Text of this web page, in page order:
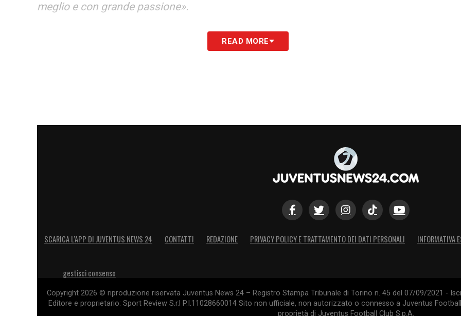
meglio e con grande passione».
LA PLAYLIST DELLE NOSTRE TOP NEWSREAD MORE
SCARICA L’APP DI JUVENTUS NEWS 24 CONTATTI REDAZIONE PRIVACY POLICY E TRATTAMENTO DEI DATI PERSONALI INFORMATIVA
gestisci consenso
Copyright 2026 © riproduzione riservata Juventus News 24 – Registro Stampa Tribunale di Torino n. 45 del 07/09/2021 -
Editore e proprietario: Sport Review S.r.l P.I.11028660014 Sito non ufficiale, non autorizzato o connesso a Juventus
proprietà di Juventus Football Club S.p.A.